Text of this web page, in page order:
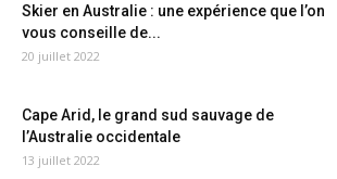
Skier en Australie : une expérience que l’on
vous conseille de...
20 juillet 2022
Cape Arid, le grand sud sauvage de
l’Australie occidentale
13 juillet 2022